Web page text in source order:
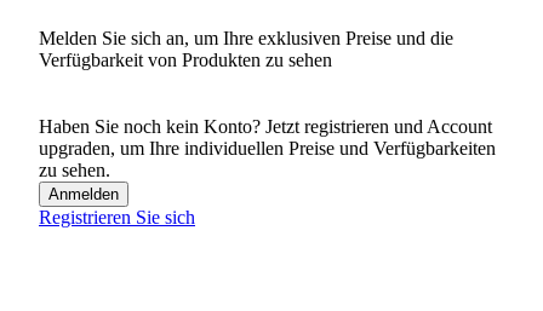
Melden Sie sich an, um Ihre exklusiven Preise und die
Verfügbarkeit von Produkten zu sehen
Haben Sie noch kein Konto? Jetzt registrieren und Account
upgraden, um Ihre individuellen Preise und Verfügbarkeiten
zu sehen.
Anmelden
Registrieren Sie sich